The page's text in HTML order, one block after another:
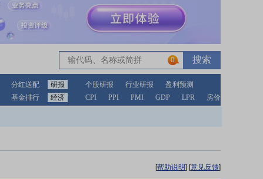
0
分红送配 研报 个股研报 行业研报
盈利预测
基金排行 经济 CPI PPI PMI GDP LPR 房价
[帮助说明] [意见反馈]